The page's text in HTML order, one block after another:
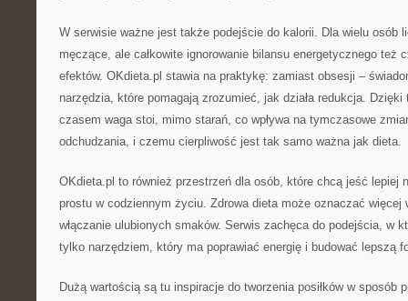
W serwisie ważne jest także podejście do kalorii. Dla wielu osób
męczące, ale całkowite ignorowanie bilansu energetycznego też
efektów. OKdieta.pl stawia na praktykę: zamiast obsesji –
narzędzia, które pomagają zrozumieć, jak działa redukcja. Dzięki
czasem waga stoi, mimo starań, co wpływa na tymczasowe
odchudzania, i czemu cierpliwość jest tak samo ważna jak dieta.
OKdieta.pl to również przestrzeń dla osób, które chcą jeść lepiej
prostu w codziennym życiu. Zdrowa dieta może oznaczać więcej
włączanie ulubionych smaków. Serwis zachęca do podejścia, w
tylko narzędziem, który ma poprawiać energię i budować lepszą
Dużą wartością są tu inspiracje do tworzenia posiłków w sposób